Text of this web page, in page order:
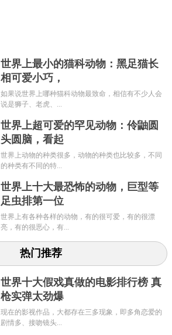
世界上最小的猫科动物：黑足猫长
相可爱小巧，
如果说世界上哪种猫科动物最致命，相信有不少人会
说是狮子、老虎、...
世界上超可爱的罕见动物：伶鼬圆
头圆脑，看起
世界上动物的种类很多，动物的种类也比较多，不同
的种类有不同的特...
世界上十大最恐怖的动物，巨型等
足虫排第一位
世界上有各种各样的动物，有的很可爱，有的很漂
亮，有的很恶心，有...
热门推荐
世界十大假戏真做的电影排行榜 真
枪实弹太劲爆
现在的影视作品，大都存在三多现象，即多角恋爱的
剧情多、接吻镜头...